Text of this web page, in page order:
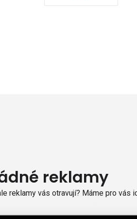
reklamy
reklamy vás otravují? Máme pro vás